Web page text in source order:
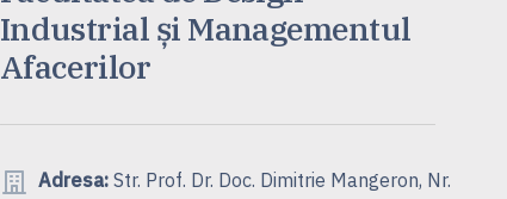
Industrial și Managementul
Afacerilor
Adresa:Str. Prof. Dr. Doc. Dimitrie Mangeron, Nr.